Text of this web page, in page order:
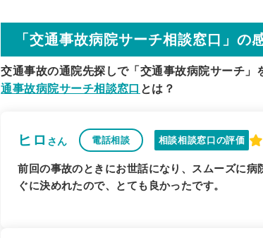
「交通事故病院サーチ相談窓口」の
交通事故の通院先探しで「交通事故病院サーチ
通事故病院サーチ相談窓口 とは？
ヒロ さん 電話相談 相談相談窓口の評価
前回の事故のときにお世話になり、スムーズに
ぐに決めれたので、とても良かったです。